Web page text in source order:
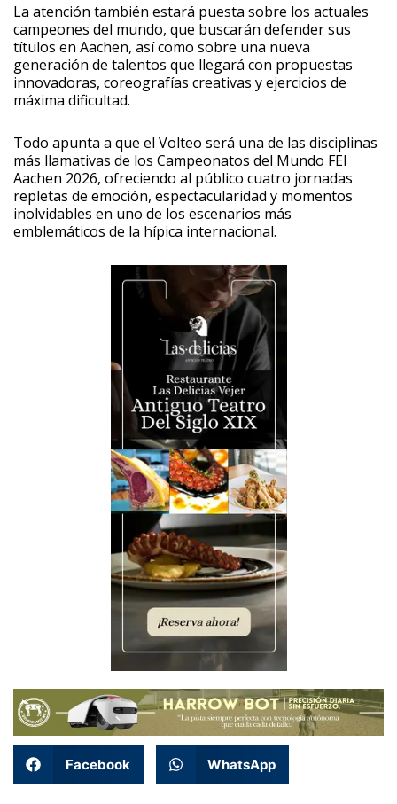
La atención también estará puesta sobre los actuales
campeones del mundo, que buscarán defender sus
títulos en Aachen, así como sobre una nueva
generación de talentos que llegará con propuestas
innovadoras, coreografías creativas y ejercicios de
máxima dificultad.
Todo apunta a que el Volteo será una de las disciplinas
más llamativas de los Campeonatos del Mundo FEI
Aachen 2026, ofreciendo al público cuatro jornadas
repletas de emoción, espectacularidad y momentos
inolvidables en uno de los escenarios más
emblemáticos de la hípica internacional.
Facebook WhatsApp